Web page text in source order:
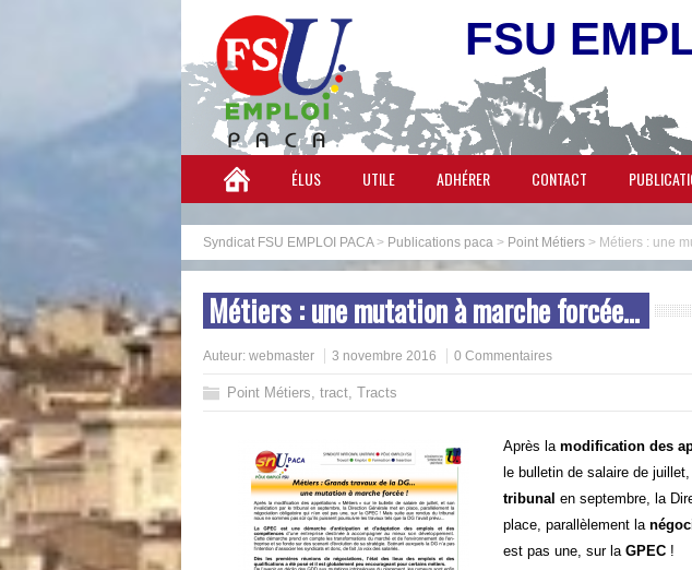
FSU
ÉLUS UTILE ADHÉRER CONTACT
Syndicat FSU EMPLOI PACA> Publications paca > Point Métiers > Métiers : une
Métiers : une mutation à marche forcée…
Auteur: webmaster 3 novembre 2016 0 Commentaires
Point Métiers, tract, Tracts
Après la modification des
le bulletin de salaire de
tribunal en septembre, la
place, parallèlement la
est pas une, sur la GPEC !